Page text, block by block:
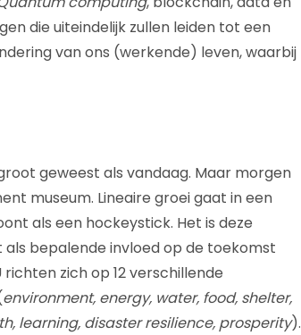
die uiteindelijk zullen leiden tot een
van ons (werkende) leven, waarbij
geweest als vandaag. Maar morgen
museum. Lineaire groei gaat in een
als een hockeystick. Het is deze
als bepalende invloed op de toekomst
zich op 12 verschillende
environment, energy, water, food, shelter,
learning, disaster resilience, prosperity).